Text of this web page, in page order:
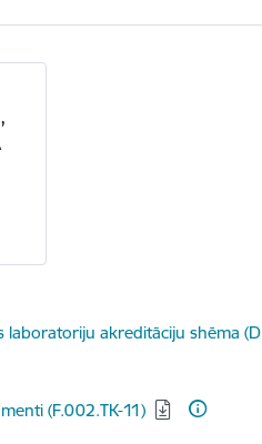
laboratoriju akreditāciju shēma
(F.002.TK-11)